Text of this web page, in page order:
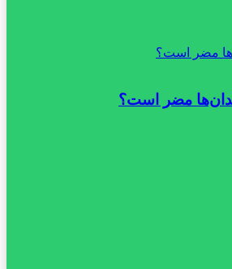
مضر است؟
مضر است؟